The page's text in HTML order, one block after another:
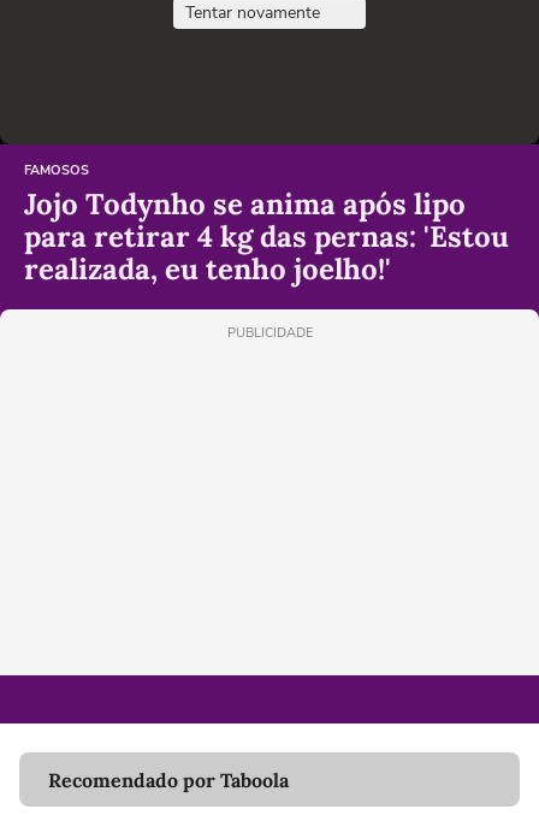
Tentar novamente
FAMOSOS
Jojo Todynho se anima após lipo
para retirar 4 kg das pernas: 'Estou
realizada, eu tenho joelho!'
PUBLICIDADE
Recomendado por Taboola